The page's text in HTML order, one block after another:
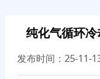
纯化气循环
发布时间：25-11-